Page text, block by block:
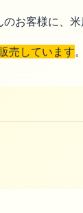
のお客様に、
売しています